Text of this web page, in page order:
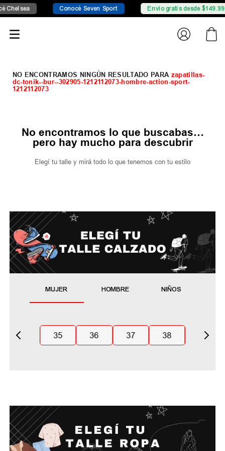
Conocé Seven Sport Envío gratis desde $149.999
zapatillas-
dc-tonik--bur--302905-1212112073-hombre-action-sport-
1212112073
No encontramos lo que buscabas…
pero hay mucho para descubrir
Elegí tu talle y mirá todo lo que tenemos con tu estilo
MUJER HOMBRE NIÑOS
35 36 37 38